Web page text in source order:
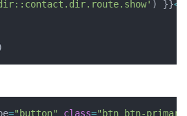
) }}<
="button" class="btn btn-